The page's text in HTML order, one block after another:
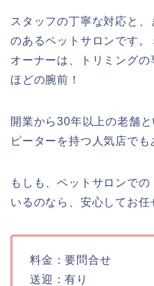
スタッフの丁寧な対応と
のあるペットサロンです
オーナーは、トリミング
ほどの腕前！
開業から30年以上の老舗
ピーターを持つ人気店でも
もしも、ペットサロンで
いるのなら、安心してお任
料金：要問合せ
送迎：有り